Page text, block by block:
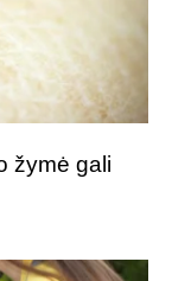
žymė gali